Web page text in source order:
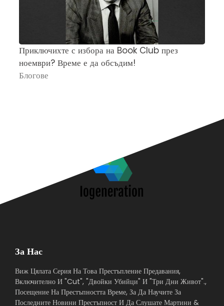
Приключихте с избора на Book Club през
ноември? Време е да обсъдим!
Блогове
За Нас
Виж Цялата Серия На Това Престъпление Предавания,
Включително И "Cut", "Двойки Убийци" И "Три Дни Живот".,
Посещение На Престъпността Време, За Да Научите За
Последните Новини Престъпност И Да Слушате Мартини &